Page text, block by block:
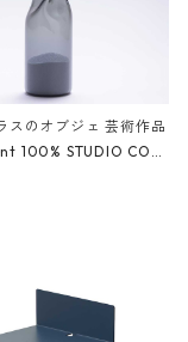
スのオブジェ 芸術作品
100% STUDIO COH
100パーセント ス